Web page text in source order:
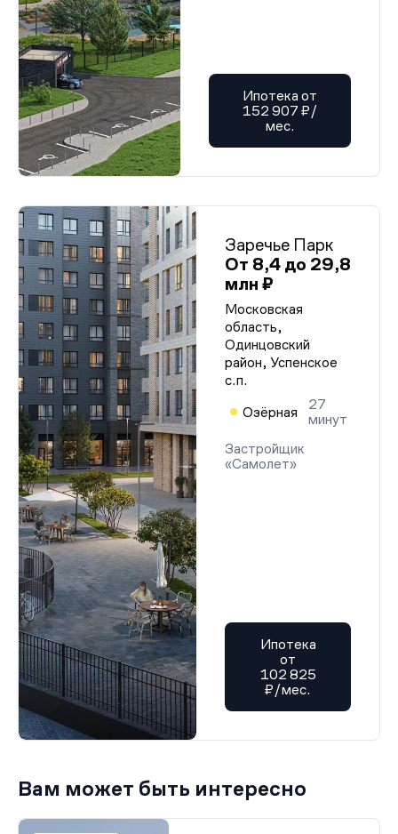
Ипотека от
152 907 ₽/
мес.
Заречье Парк
От 8,4 до 29,8
млн ₽
Московская
область,
Одинцовский
район, Успенское
с.п.
Озёрная
27
минут
Застройщик
«Самолет»
Ипотека
от
102 825
₽/мес.
Вам может быть интересно